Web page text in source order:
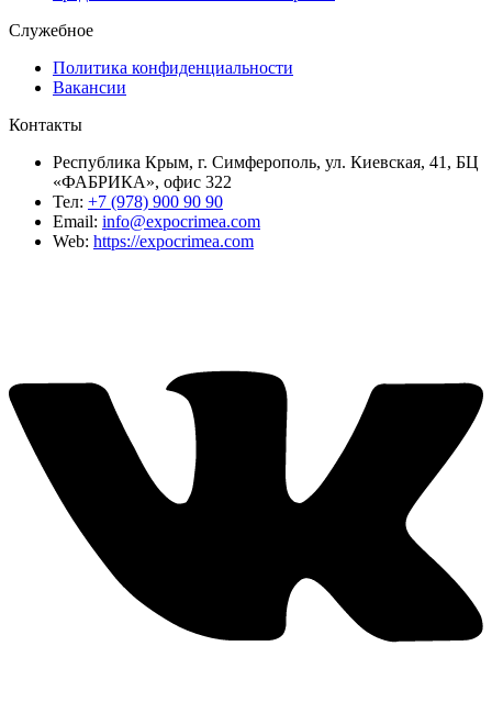
Служебное
Политика конфиденциальности
Вакансии
Контакты
Республика Крым, г. Симферополь, ул. Киевская, 41, БЦ
«ФАБРИКА», офис 322
Тел: +7 (978) 900 90 90
Email: info@expocrimea.com
Web: https://expocrimea.com